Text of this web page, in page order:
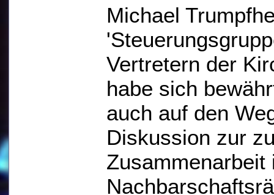
Michael
Vertretern der
habe sich
auch auf den
Diskussion zur
Zusammenarbeit